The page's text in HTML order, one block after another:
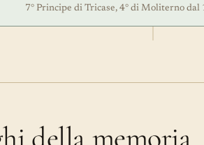
7° Principe di Tricase, 4° di Moliterno dal
della memoria